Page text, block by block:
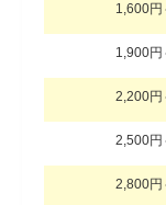
1,600円
1,900円
2,200円
2,500円
2,800円